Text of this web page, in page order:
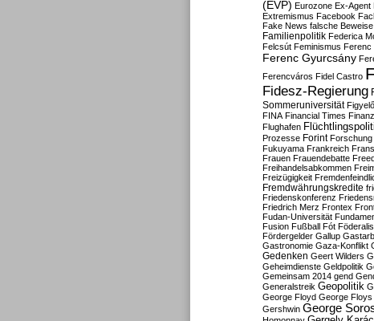
(EVP) Eurozone Ex-Agent
Extremismus Facebook
Fake News falsche Beweise
Familienpolitik Federica
Felcsút Feminismus Ferenc
Ferenc Gyurcsány
Ferencváros Fidel Castro
Fidesz-Regierung
Sommeruniversität Figyelő
FINA Financial Times
Flughafen
Prozesse Forint Forschung
Fukuyama Frankreich
Frauen Frauendebatte
Freihandelsabkommen
Freizügigkeit
Fremdwährungskredite
Friedenskonferenz
Friedrich Merz Frontex
Fudan-Universität
Fusion Fußball Fót
Fördergelder Gallup
Gastronomie Gaza-Konflikt
Gedenken Geert Wilders
Geheimdienste Geldpolitik
Gemeinsam 2014 gend
Generalstreik Geopolitik
George Floyd George Floys
Gershwin George